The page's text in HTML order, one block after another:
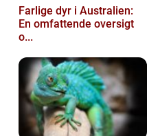
Farlige dyr i Australien:
En omfattende oversigt
o...